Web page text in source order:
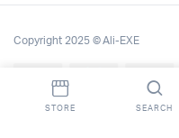
Copyright 2025 © Ali-EXE
STORE SEARCH